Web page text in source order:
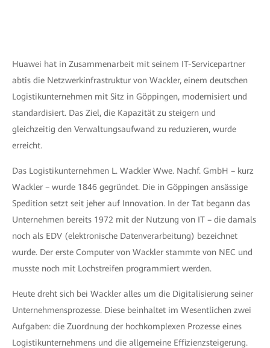
Huawei hat in Zusammenarbeit mit seinem IT-Servicepartner
abtis die Netzwerkinfrastruktur von Wackler, einem deutschen
Logistikunternehmen mit Sitz in Göppingen, modernisiert und
standardisiert. Das Ziel, die Kapazität zu steigern und
gleichzeitig den Verwaltungsaufwand zu reduzieren, wurde
erreicht.
Das Logistikunternehmen L. Wackler Wwe. Nachf. GmbH – kurz
Wackler – wurde 1846 gegründet. Die in Göppingen ansässige
Spedition setzt seit jeher auf Innovation. In der Tat begann das
Unternehmen bereits 1972 mit der Nutzung von IT – die damals
noch als EDV (elektronische Datenverarbeitung) bezeichnet
wurde. Der erste Computer von Wackler stammte von NEC und
musste noch mit Lochstreifen programmiert werden.
Heute dreht sich bei Wackler alles um die Digitalisierung seiner
Unternehmensprozesse. Diese beinhaltet im Wesentlichen zwei
Aufgaben: die Zuordnung der hochkomplexen Prozesse eines
Logistikunternehmens und die allgemeine Effizienzsteigerung.